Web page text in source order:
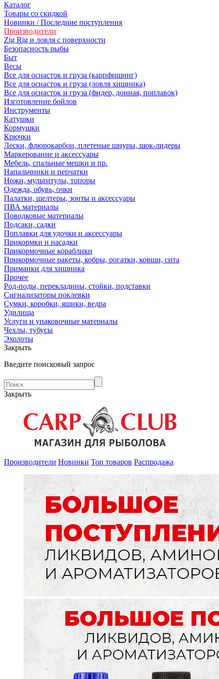
Каталог
Товары со скидкой
Новинки / Последние поступления
Производители
Zig Rig и ловля с поверхности
Безoпасность рыбы
Быт
Весы
Все для оснасток и груза (карпфишинг)
Все для оснасток и груза (ловля хищника)
Все для оснасток и груза (фидер, донная, поплавок)
Изготовление бойлов
Инструменты
Катушки
Кормушки
Крючки
Лески, флюрокарбон, плетеные шнуры, шок-лидеры
Маркерование и аксессуары
Мебель, спальные мешки и пр.
Напальчники и перчатки
Ножи, мультитулы, топоры
Одежда, обувь, очки
Палатки, шелтеры, зонты и аксессуары
ПВА материалы
Поводковые материалы
Подсаки, садки
Поплавки для удочки и аксессуары
Прикормки и насадки
Прикормочные кораблики
Прикормочные ракеты, кобры, рогатки, ковши, сита
Приманки для хищника
Прочее
Род-поды, перекладины, стойки, подставки
Сигнализаторы поклевки
Сумки, коробки, ящики, ведра
Удилища
Услуги и упаковочные материалы
Чехлы, тубусы
Эхолоты
Закрыть
Введите поисковый запрос
Закрыть
Производители Новинки Топ товаров Распродажа